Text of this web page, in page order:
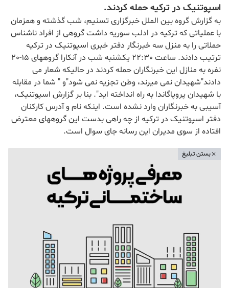
اسپوتنیک در ترکیه حمله کردند.
به گزارش گروه بین الملل خبرگزاری تسنیم، شب گذشته و همزمان
با عملیاتی که ترکیه در ادلب سوریه داشت گروهی از افراد ناشناس
حملاتی را به منزل سه خبرنگار دفتر خبری اسپوتنیک در ترکیه
ترتیب دادند. ساعت 22:30 یکشنبه شب در آنکارا گروههای 15-20
نفره به منازل این خبرنگاران حمله کردند در حالیکه شعار می
دادند"شهیدان نمی میرند، وطن تجزیه نمی شود"و " شما در مقابله
با شهیدان پروپاگاندا به راه انداخته اید". بنا بر گزارش اسپوتنیک،
آسیبی به خبرنگاران وارد نشده است. اینکه نام و آدرس کارکنان
دفتر اسپوتنیک در ترکیه از چه راهی بدست این گروههای معترض
افتاده از سوی مدیران این رسانه جای سوال است.
بستن تبلیغ